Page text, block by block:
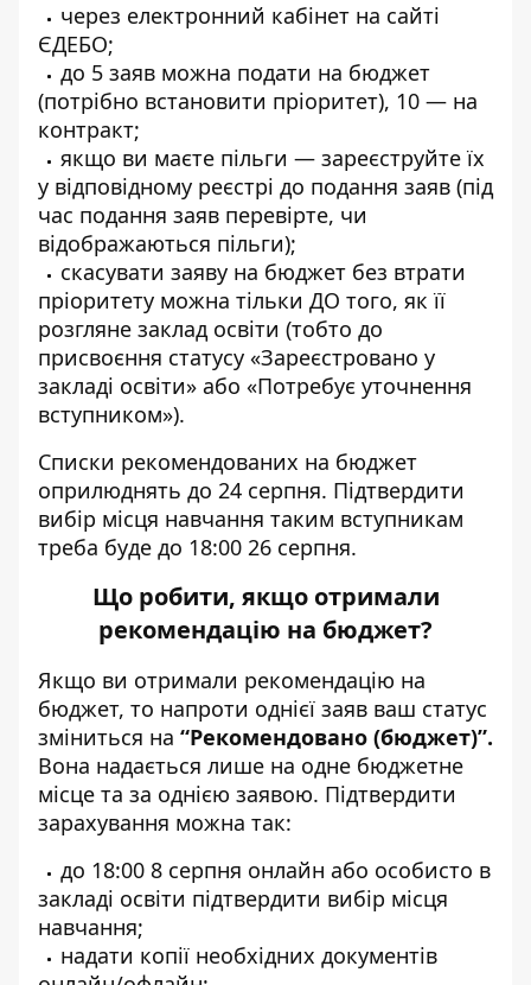
через електронний кабінет на сайті
ЄДЕБО;
до 5 заяв можна подати на бюджет
(потрібно встановити пріоритет), 10 — на
контракт;
якщо ви маєте пільги — зареєструйте їх
у відповідному реєстрі до подання заяв (під
час подання заяв перевірте, чи
відображаються пільги);
скасувати заяву на бюджет без втрати
пріоритету можна тільки ДО того, як її
розгляне заклад освіти (тобто до
присвоєння статусу «Зареєстровано у
закладі освіти» або «Потребує уточнення
вступником»).
Списки рекомендованих на бюджет
оприлюднять до 24 серпня. Підтвердити
вибір місця навчання таким вступникам
треба буде до 18:00 26 серпня.
Що робити, якщо отримали
рекомендацію на бюджет?
Якщо ви отримали рекомендацію на
бюджет, то напроти однієї заяв ваш статус
зміниться на “Рекомендовано (бюджет)”.
Вона надається лише на одне бюджетне
місце та за однією заявою. Підтвердити
зарахування можна так:
до 18:00 8 серпня онлайн або особисто в
закладі освіти підтвердити вибір місця
навчання;
надати копії необхідних документів